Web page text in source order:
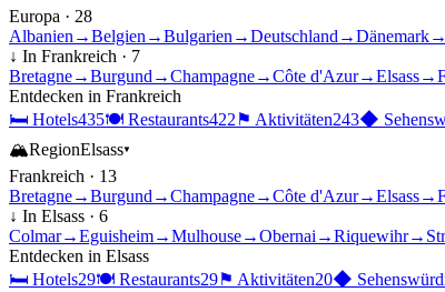
Europa · 28
Albanien →Belgien →Bulgarien →Deutschland →Dänemark→
↓ In Frankreich · 7
Bretagne→Burgund →Champagne→Côte d'Azur→Elsass→
Entdecken in Frankreich
🛏 Hotels435🍽 Restaurants422⚑ Aktivitäten243◆
🏔RegionElsass▾
Frankreich · 13
Bretagne→Burgund →Champagne→Côte d'Azur→Elsass→
↓ In Elsass · 6
Colmar→Eguisheim→Mulhouse→Obernai →Riquewihr→
Entdecken in Elsass
🛏 Hotels29🍽 Restaurants29⚑ Aktivitäten20◆